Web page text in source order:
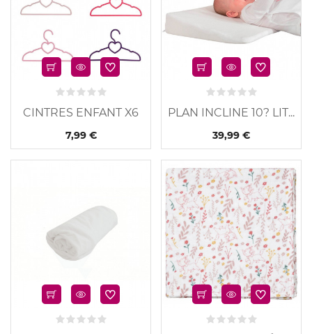
CINTRES ENFANT X6
7,99 €
PLAN INCLINE 10? LIT...
39,99 €